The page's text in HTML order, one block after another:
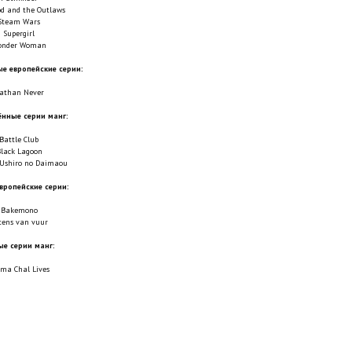
and the Outlaws
Wars
Supergirl
Woman
европейские серии:
Never
серии манг:
Battle Club
Lagoon
no Daimaou
серии:
Bakemono
van vuur
серии манг:
Chal Lives